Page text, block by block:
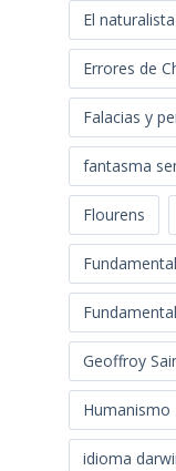
El
Errores de
Falacias y
fantasma
Flourens
Geoffroy
Humanismo
idioma